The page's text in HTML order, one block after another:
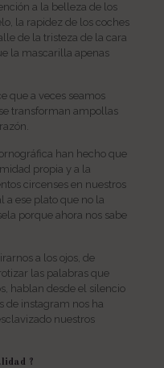
a la belleza de los
la rapidez de los coches
de la tristeza de la cara
la mascarilla apenas
que a veces seamos
transforman ampollas
han hecho que
propia y a la
circenses en nuestros
a ese plato que no la
porque ahora nos sabe
a los ojos, de
las palabras que
hablan desde el silencio
de instagram nos ha
nuestros
?